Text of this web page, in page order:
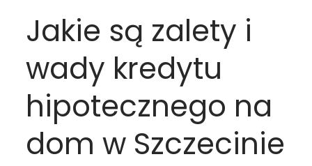
Jakie są zalety i
wady kredytu
hipotecznego na
dom w Szczecinie